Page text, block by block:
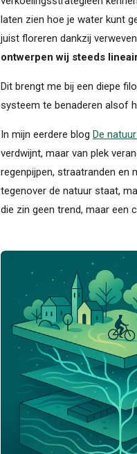
laten zien hoe je water kunt
juist floreren dankzij
ontwerpen wij steeds
Dit brengt me bij een diepe
systeem te benaderen alsof
In mijn eerdere blog De
verdwijnt, maar van plek
regenpijpen, straatranden en
tegenover de natuur staat,
die zin geen trend, maar een